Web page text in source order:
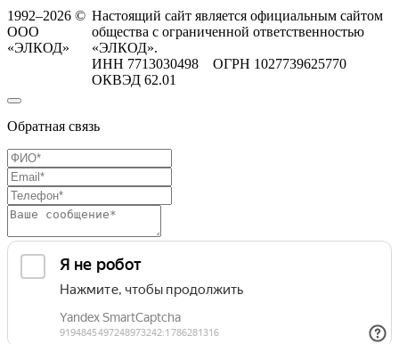
1992–2026 ©
ООО
«ЭЛКОД»
Настоящий сайт является официальным сайтом
общества с ограниченной ответственностью
«ЭЛКОД».
ИНН 7713030498 ОГРН 1027739625770
ОКВЭД 62.01
Обратная связь